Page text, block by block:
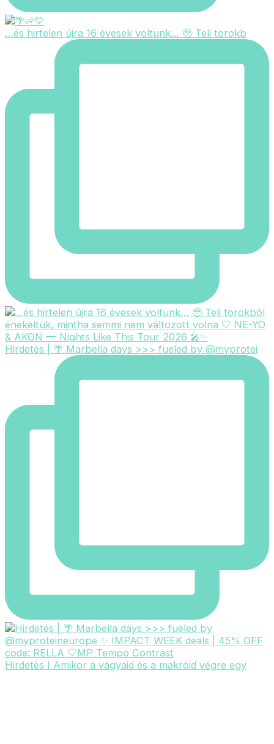
…és hirtelen újra 16 évesek voltunk… 🥹 Teli torokb
Hirdetés | 🌴 Marbella days >>> fueled by @myprotei
Hirdetés I Amikor a vágyaid és a makróid végre egy